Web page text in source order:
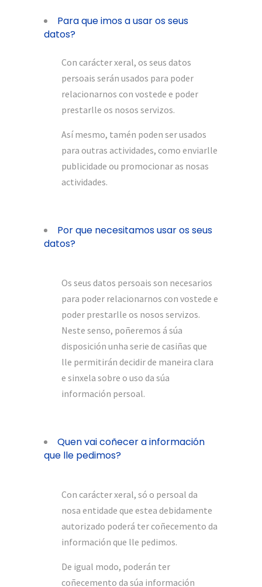
Para que imos a usar os seus
datos?
Con carácter xeral, os seus datos
persoais serán usados para poder
relacionarnos con vostede e poder
prestarlle os nosos servizos.
Así mesmo, tamén poden ser usados
para outras actividades, como enviarlle
publicidade ou promocionar as nosas
actividades.
Por que necesitamos usar os seus
datos?
Os seus datos persoais son necesarios
para poder relacionarnos con vostede e
poder prestarlle os nosos servizos.
Neste senso, poñeremos á súa
disposición unha serie de casiñas que
lle permitirán decidir de maneira clara
e sinxela sobre o uso da súa
información persoal.
Quen vai coñecer a información
que lle pedimos?
Con carácter xeral, só o persoal da
nosa entidade que estea debidamente
autorizado poderá ter coñecemento da
información que lle pedimos.
De igual modo, poderán ter
coñecemento da súa información